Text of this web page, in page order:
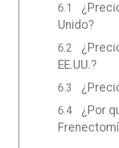
Unido?
EE.UU.?
¿Por